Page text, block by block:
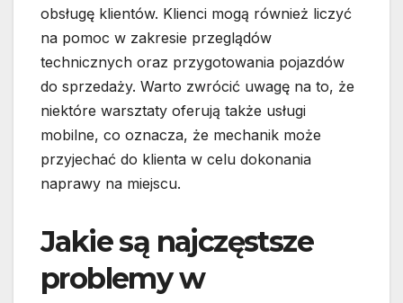
obsługę klientów. Klienci mogą również liczyć
na pomoc w zakresie przeglądów
technicznych oraz przygotowania pojazdów
do sprzedaży. Warto zwrócić uwagę na to, że
niektóre warsztaty oferują także usługi
mobilne, co oznacza, że mechanik może
przyjechać do klienta w celu dokonania
naprawy na miejscu.
Jakie są najczęstsze
problemy w